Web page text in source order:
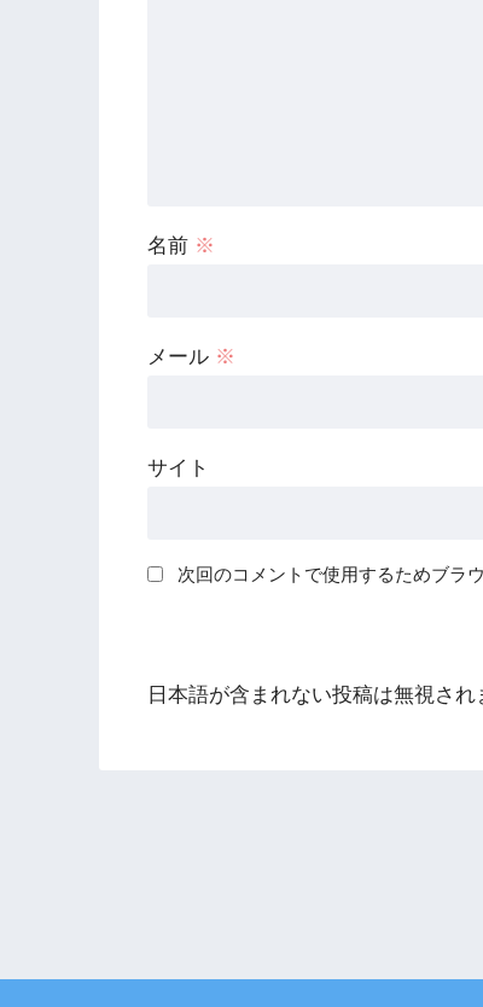
名前 ※
メール ※
サイト
次回のコメントで使用するためブラ
日本語が含まれない投稿は無視さ